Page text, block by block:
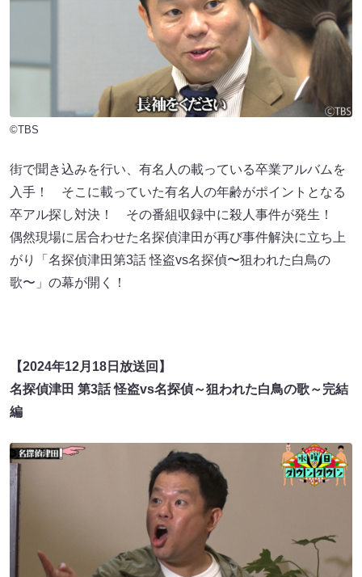
©TBS
街で聞き込みを行い、有名人の載っている卒業アルバムを
入手！ そこに載っていた有名人の年齢がポイントとなる
卒アル探し対決！ その番組収録中に殺人事件が発生！
偶然現場に居合わせた名探偵津田が再び事件解決に立ち上
がり「名探偵津田第3話 怪盗vs名探偵〜狙われた白鳥の
歌〜」の幕が開く！
【2024年12月18日放送回】
名探偵津田 第3話 怪盗vs名探偵～狙われた白鳥の歌～完結
編